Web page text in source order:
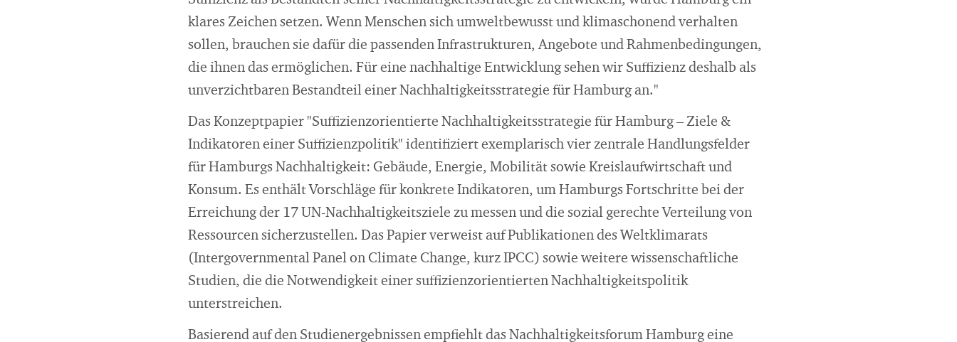
klares Zeichen setzen. Wenn Menschen sich umweltbewusst und klimaschonend verhalten
sollen, brauchen sie dafür die passenden Infrastrukturen, Angebote und Rahmenbedingungen,
die ihnen das ermöglichen. Für eine nachhaltige Entwicklung sehen wir Suffizienz deshalb als
unverzichtbaren Bestandteil einer Nachhaltigkeitsstrategie für Hamburg an."
Das Konzeptpapier "Suffizienzorientierte Nachhaltigkeitsstrategie für Hamburg – Ziele &
Indikatoren einer Suffizienzpolitik" identifiziert exemplarisch vier zentrale Handlungsfelder
für Hamburgs Nachhaltigkeit: Gebäude, Energie, Mobilität sowie Kreislaufwirtschaft und
Konsum. Es enthält Vorschläge für konkrete Indikatoren, um Hamburgs Fortschritte bei der
Erreichung der 17 UN-Nachhaltigkeitsziele zu messen und die sozial gerechte Verteilung von
Ressourcen sicherzustellen. Das Papier verweist auf Publikationen des Weltklimarats
(Intergovernmental Panel on Climate Change, kurz IPCC) sowie weitere wissenschaftliche
Studien, die die Notwendigkeit einer suffizienzorientierten Nachhaltigkeitspolitik
unterstreichen.
Basierend auf den Studienergebnissen empfiehlt das Nachhaltigkeitsforum Hamburg eine